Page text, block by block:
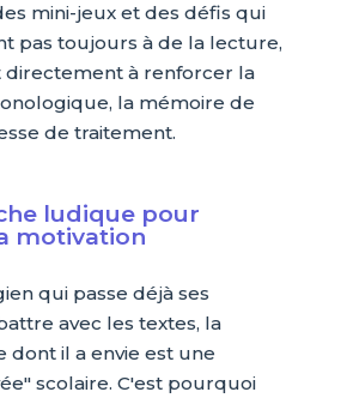
mini-jeux et des défis qui
pas toujours à de la lecture,
directement à renforcer la
la mémoire de
de traitement.
ludique pour
motivation
qui passe déjà ses
avec les textes, la
dont il a envie est une
scolaire. C'est pourquoi